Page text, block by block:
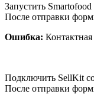
Запустить
После отправки
Ошибка:
Подключить SellKit
После отправки